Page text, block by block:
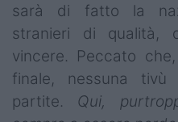
Minirugby
Eventi
Top10
sarà di fatto la
stranieri di qualità,
vincere. Peccato
finale, nessuna tivù
partite. Qui,